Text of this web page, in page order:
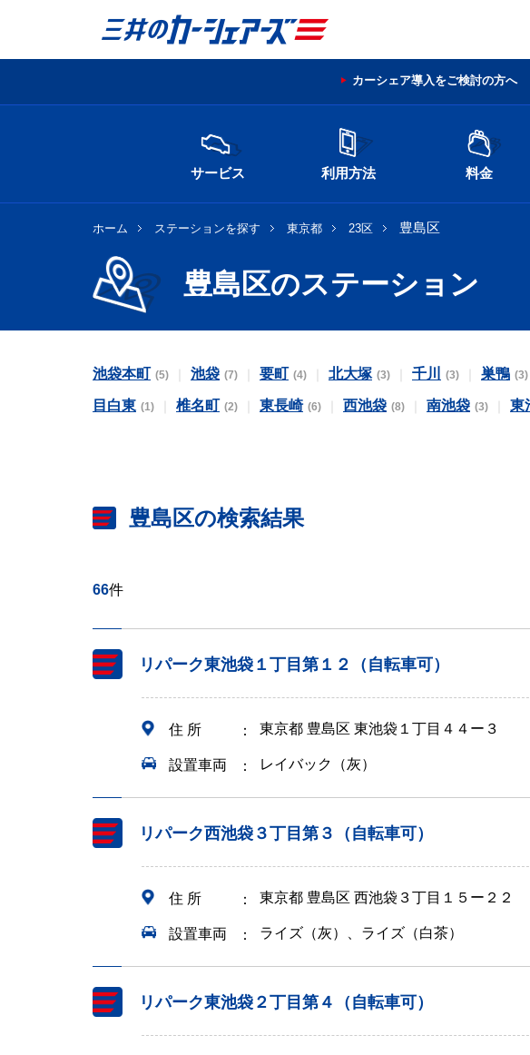
カーシェア導入をご検討の方へ
サービス 利用方法 料金
ホーム ステーションを探す 東京都 23区 豊島区
豊島区のステーション
池袋本町 (5) 池袋 (7) 要町 (4) 北大塚 (3) 千川 (3) 巣鴨 (3)
目白東 (1) 椎名町 (2) 東長崎 (6) 西池袋 (8) 南池袋 (3) 東
豊島区の検索結果
66件
リパーク東池袋１丁目第１２（自転車可）
住 所 東京都 豊島区 東池袋１丁目４４ー３
設置車両 レイバック（灰）
リパーク西池袋３丁目第３（自転車可）
住 所 東京都 豊島区 西池袋３丁目１５ー２２
設置車両 ライズ（灰）、ライズ（白茶）
リパーク東池袋２丁目第４（自転車可）